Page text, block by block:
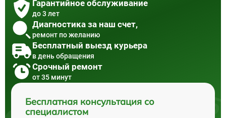
Гарантийное обслуживание
до 3 лет
Диагностика за наш счет,
ремонт по желанию
Бесплатный выезд курьера
в день обращения
Срочный ремонт
от 35 минут
Бесплатная консультация со
специалистом